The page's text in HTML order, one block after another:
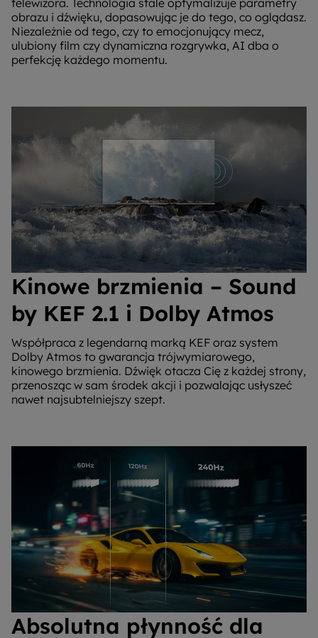
telewizora. Technologia stale optymalizuje parametry
obrazu i dźwięku, dopasowując je do tego, co oglądasz.
Niezależnie od tego, czy to emocjonujący mecz,
ulubiony film czy dynamiczna rozgrywka, AI dba o
perfekcję każdego momentu.
Kinowe brzmienia – Sound
by KEF 2.1 i Dolby Atmos
Współpraca z legendarną marką KEF oraz system
Dolby Atmos to gwarancja trójwymiarowego,
kinowego brzmienia. Dźwięk otacza Cię z każdej strony,
przenosząc w sam środek akcji i pozwalając usłyszeć
nawet najsubtelniejszy szept.
Absolutna płynność dla